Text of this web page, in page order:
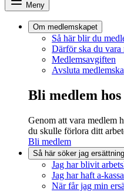
Meny
Om medlemskapet
Så här blir du
Därför ska du vara
Medlemsavgiften
Avsluta
Bli medlem hos
Genom att vara medlem
du skulle förlora ditt
Bli medlem
Så här söker jag ersättning
Jag har blivit
Jag har haft a-
När får jag min